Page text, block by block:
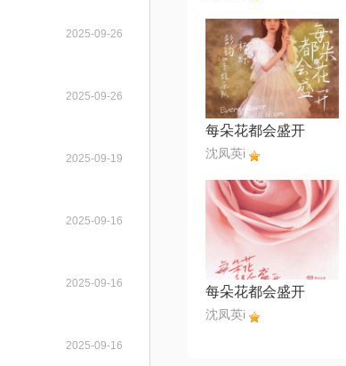
2025-09-26
2025-09-26
2025-09-19
2025-09-16
2025-09-16
2025-09-16
每朵花都会盛开
沈凤英i
每朵花都会盛开
沈凤英i